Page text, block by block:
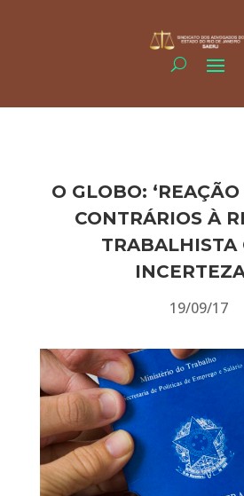
O GLOBO:
CONTRÁRIOS À
TRABALHISTA
19/09/17